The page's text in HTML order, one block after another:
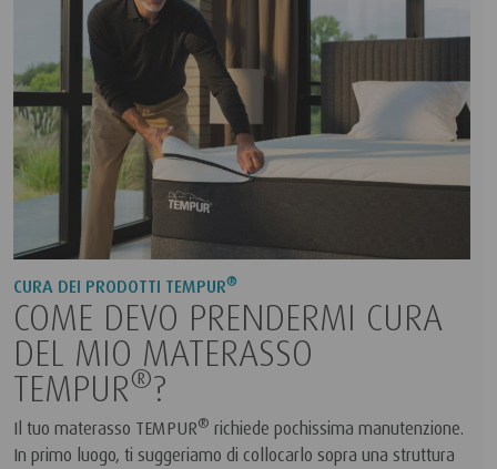
CURA DEI PRODOTTI TEMPUR®
COME DEVO PRENDERMI CURA
DEL MIO MATERASSO
TEMPUR®?
Il tuo materasso TEMPUR® richiede pochissima manutenzione.
In primo luogo, ti suggeriamo di collocarlo sopra una struttura